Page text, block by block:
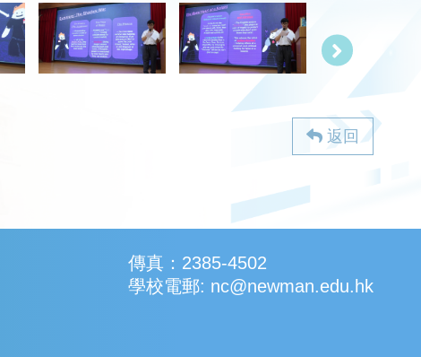
返回
傳真：2385-4502
學校電郵: nc@newman.edu.hk